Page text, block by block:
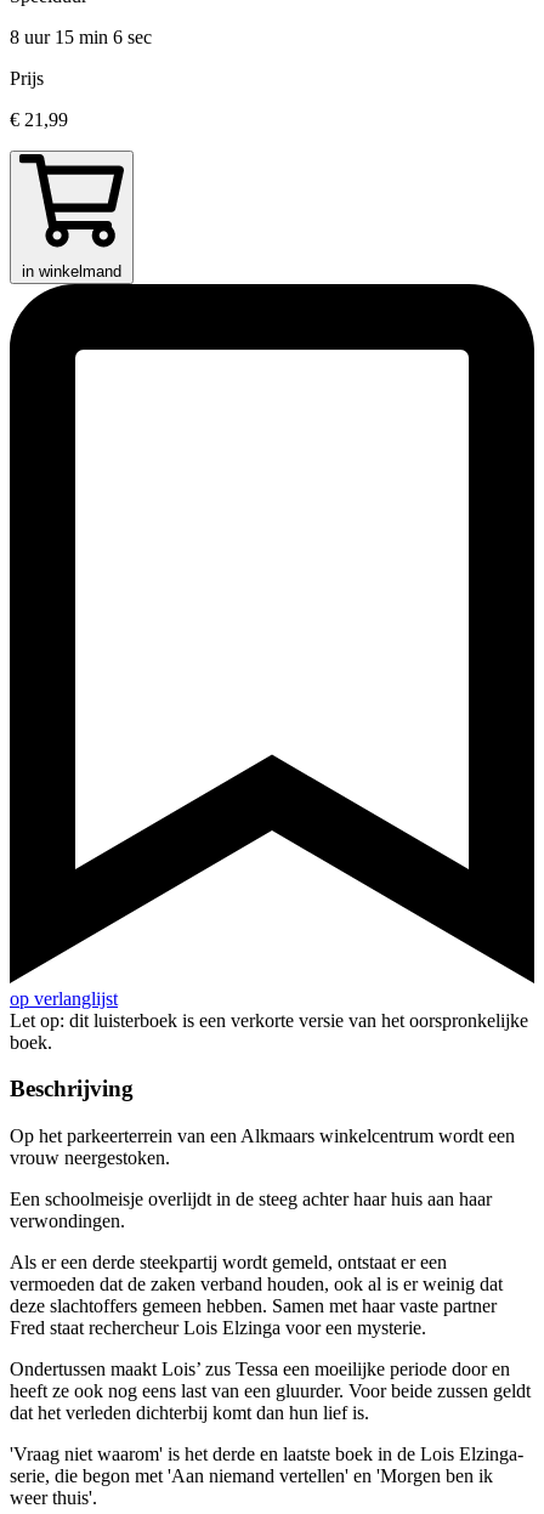
8 uur 15 min 6 sec
Prijs
€ 21,99
in winkelmand
op verlanglijst
Let op: dit luisterboek is een verkorte versie van het oorspronkelijke
boek.
Beschrijving
Op het parkeerterrein van een Alkmaars winkelcentrum wordt een
vrouw neergestoken.
Een schoolmeisje overlijdt in de steeg achter haar huis aan haar
verwondingen.
Als er een derde steekpartij wordt gemeld, ontstaat er een
vermoeden dat de zaken verband houden, ook al is er weinig dat
deze slachtoffers gemeen hebben. Samen met haar vaste partner
Fred staat rechercheur Lois Elzinga voor een mysterie.
Ondertussen maakt Lois’ zus Tessa een moeilijke periode door en
heeft ze ook nog eens last van een gluurder. Voor beide zussen geldt
dat het verleden dichterbij komt dan hun lief is.
'Vraag niet waarom' is het derde en laatste boek in de Lois Elzinga-
serie, die begon met 'Aan niemand vertellen' en 'Morgen ben ik
weer thuis'.